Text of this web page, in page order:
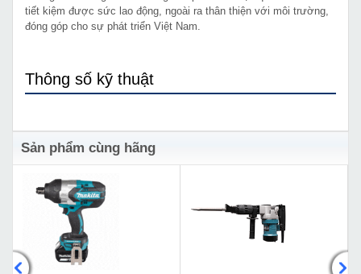
tiết kiệm được sức lao động, ngoài ra thân thiện với môi trường,
đóng góp cho sự phát triển Việt Nam.
Thông số kỹ thuật
Sản phẩm cùng hãng